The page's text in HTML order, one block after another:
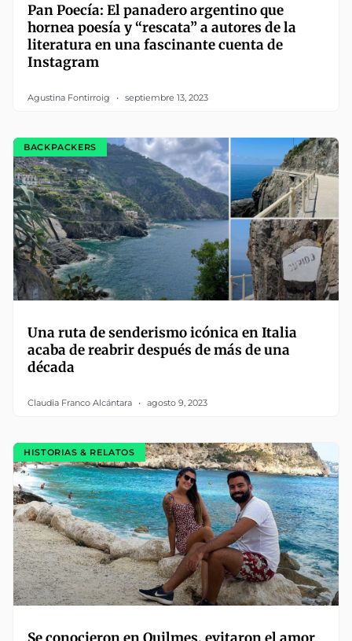
Pan Poecía: El panadero argentino que
hornea poesía y “rescata” a autores de la
literatura en una fascinante cuenta de
Instagram
Agustina Fontirroig septiembre 13, 2023
BACKPACKERS
Una ruta de senderismo icónica en Italia
acaba de reabrir después de más de una
década
Claudia Franco Alcántara agosto 9, 2023
HISTORIAS & RELATOS